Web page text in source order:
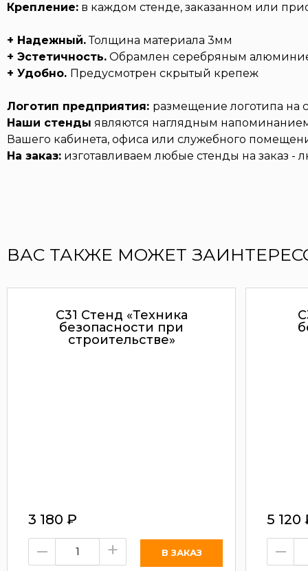
Крепление: в каждом стенде, заказанном или
+ Надежный.Толщина материала 3мм
+ Эстетичность. Обрамлен серебряным
+ Удобно. Предусмотрен скрытый крепеж
Логотип предприятия: размещение логотипа на
Наши стенды являются наглядным
Вашего кабинета, офиса или служебного
На заказ: изготавливаем любые стенды на заказ
ВАС ТАКЖЕ МОЖЕТ
С31 Стенд «Техника
безопасности при
строительстве»
3 180 ₽
– +
5 120
–